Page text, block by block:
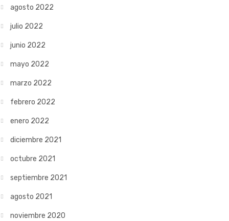
agosto 2022
julio 2022
junio 2022
mayo 2022
marzo 2022
febrero 2022
enero 2022
diciembre 2021
octubre 2021
septiembre 2021
agosto 2021
noviembre 2020